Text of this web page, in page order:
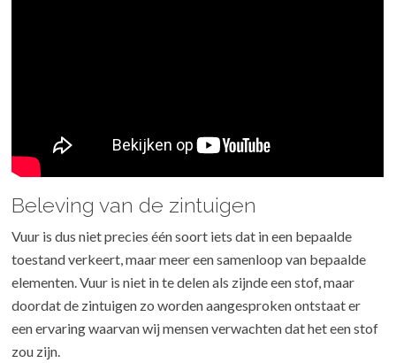
Beleving van de zintuigen
Vuur is dus niet precies één soort iets dat in een bepaalde
toestand verkeert, maar meer een samenloop van bepaalde
elementen. Vuur is niet in te delen als zijnde een stof, maar
doordat de zintuigen zo worden aangesproken ontstaat er
een ervaring waarvan wij mensen verwachten dat het een stof
zou zijn.